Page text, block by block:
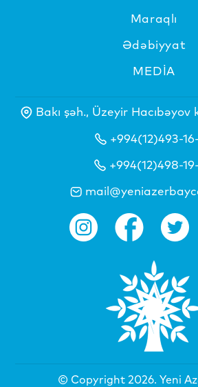
Maraqlı
Ədəbiyyat
MEDİA
Bakı şəh., Üzeyir Hacıbəyov
+994(12)493-
+994(12)498-
© Copyright 2026. Yeni